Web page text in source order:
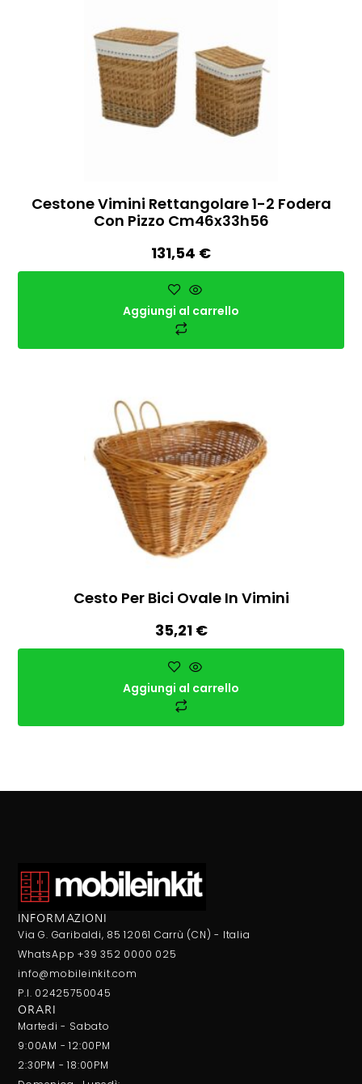
Cestone Vimini Rettangolare 1-2 Fodera
Con Pizzo Cm46x33h56
131,54 €
Aggiungi al carrello
Cesto Per Bici Ovale In Vimini
35,21 €
Aggiungi al carrello
INFORMAZIONI
Via G. Garibaldi, 85 12061 Carrù (CN) - Italia
WhatsApp +39 352 0000 025
info@mobileinkit.com
P.I. 02425750045
ORARI
Martedi - Sabato
9:00AM - 12:00PM
2:30PM - 18:00PM